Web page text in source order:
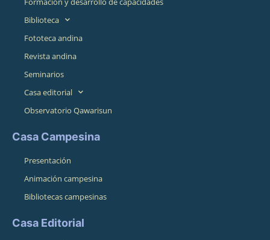
Biblioteca
Fototeca andina
Revista andina
Seminarios
Casa editorial
Observatorio Qawarisun
Casa Campesina
Presentación
Animación campesina
Bibliotecas campesinas
Casa Editorial